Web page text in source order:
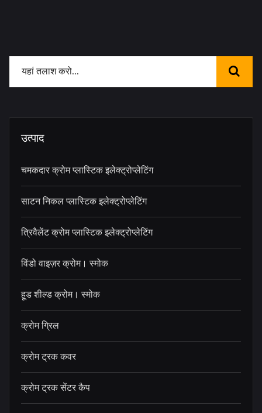
उत्पाद
चमकदार क्रोम प्लास्टिक इलेक्ट्रोप्लेटिंग
साटन निकल प्लास्टिक इलेक्ट्रोप्लेटिंग
त्रिवैलेंट क्रोम प्लास्टिक इलेक्ट्रोप्लेटिंग
विंडो वाइज़र क्रोम। स्मोक
हूड शील्ड क्रोम। स्मोक
क्रोम ग्रिल
क्रोम ट्रक कवर
क्रोम ट्रक सेंटर कैप